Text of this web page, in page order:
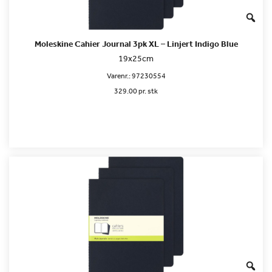
Moleskine Cahier Journal 3pk XL – Linjert Indigo Blue
19x25cm
Varenr.:97230554
329.00 pr. stk